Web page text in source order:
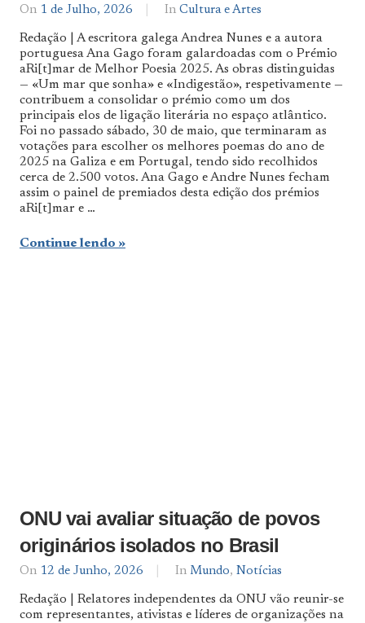
On 1 de Julho, 2026
By
De
Norte
a
Sul
In Cultura e Artes
Redação | A escritora galega Andrea Nunes e a autora
portuguesa Ana Gago foram galardoadas com o Prémio
aRi[t]mar de Melhor Poesia 2025. As obras distinguidas
— «Um mar que sonha» e «Indigestão», respetivamente —
contribuem a consolidar o prémio como um dos
principais elos de ligação literária no espaço atlântico.
Foi no passado sábado, 30 de maio, que terminaram as
votações para escolher os melhores poemas do ano de
2025 na Galiza e em Portugal, tendo sido recolhidos
cerca de 2.500 votos. Ana Gago e Andre Nunes fecham
assim o painel de premiados desta edição dos prémios
aRi[t]mar e …
Continue lendo
ONU vai avaliar situação de povos
originários isolados no Brasil
On 12 de Junho, 2026
By
De
Norte
In Mundo, Notícias
Redação | Relatores independentes da ONU vão reunir-se
com representantes, ativistas e líderes de organizações na